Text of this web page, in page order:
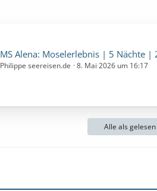
MS Alena: Moselerlebnis | 5 Nächte | 24.10.2026 bis 29.10.2026 (Samstag, 24. Oktober 2026, 00:00 –
Philippe seereisen.de 8. Mai 2026 um 16:17
Alle als